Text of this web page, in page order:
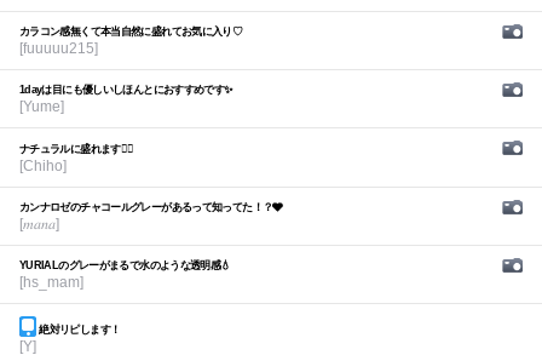
カラコン感無くて本当自然に盛れてお気に入り♡
[fuuuuu215]
1dayは目にも優しいしほんとにおすすめです✨
[Yume]
ナチュラルに盛れます🙆‍♀️
[Chiho]
カンナロゼのチャコールグレーがあるって知ってた！？🩶
[𝑚𝑎𝑛𝑎]
YURIALのグレーがまるで水のような透明感💧
[hs_mam]
絶対リピします！
[Y]